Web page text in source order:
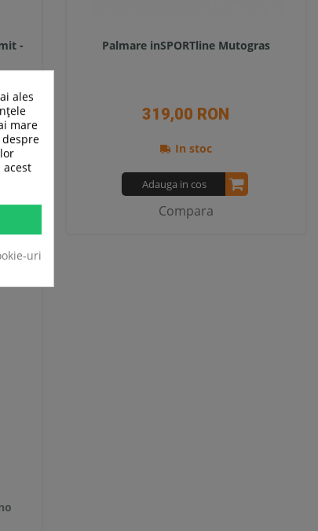
-
Palmare inSPORTline Mutogras
319,00 RON
In stoc
Adauga in cos
Compara
ales
mare
uri